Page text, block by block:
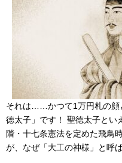
それは……かつて1万円札の顔
徳太子」です！ 聖徳太子とい
階・十七条憲法を定めた飛鳥
が、なぜ「大工の神様」と呼